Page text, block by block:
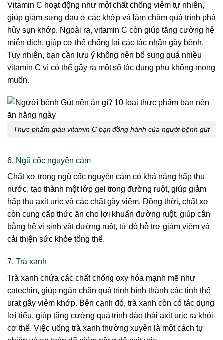
Vitamin C hoạt động như một chất chống viêm tự nhiên,
giúp giảm sưng đau ở các khớp và làm chậm quá trình phá
hủy sụn khớp. Ngoài ra, vitamin C còn giúp tăng cường hệ
miễn dịch, giúp cơ thể chống lại các tác nhân gây bệnh.
Tuy nhiên, bạn cần lưu ý không nên bổ sung quá nhiều
vitamin C vì có thể gây ra một số tác dụng phụ không mong
muốn.
Thực phẩm giàu vitamin C bạn đồng hành của người bệnh gút
6. Ngũ cốc nguyên cám
Chất xơ trong ngũ cốc nguyên cám có khả năng hấp thụ
nước, tạo thành một lớp gel trong đường ruột, giúp giảm
hấp thu axit uric và các chất gây viêm. Đồng thời, chất xơ
còn cung cấp thức ăn cho lợi khuẩn đường ruột, giúp cân
bằng hệ vi sinh vật đường ruột, từ đó hỗ trợ giảm viêm và
cải thiện sức khỏe tổng thể.
7. Trà xanh
Trà xanh chứa các chất chống oxy hóa mạnh mẽ như
catechin, giúp ngăn chặn quá trình hình thành các tinh thể
urat gây viêm khớp. Bên cạnh đó, trà xanh còn có tác dụng
lợi tiểu, giúp tăng cường quá trình đào thải axit uric ra khỏi
cơ thể. Việc uống trà xanh thường xuyên là một cách tự